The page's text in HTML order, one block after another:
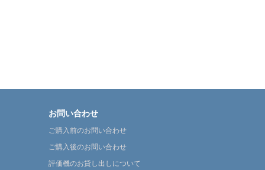
お問い合わせ
ご購入前のお問い合わせ
ご購入後のお問い合わせ
評価機のお貸し出しについて